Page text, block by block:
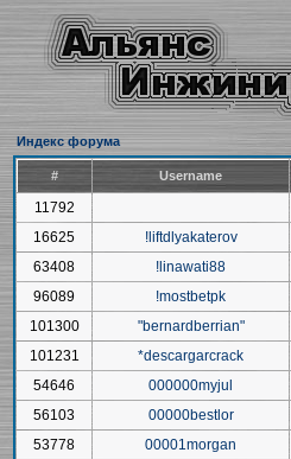
Индекс форума
# Username
11792
16625
!liftdlyakaterov
63408
!linawati88
96089
!mostbetpk
101300
"bernardberrian"
101231
*descargarcrack
54646
000000myjul
56103
00000bestlor
53778
00001morgan